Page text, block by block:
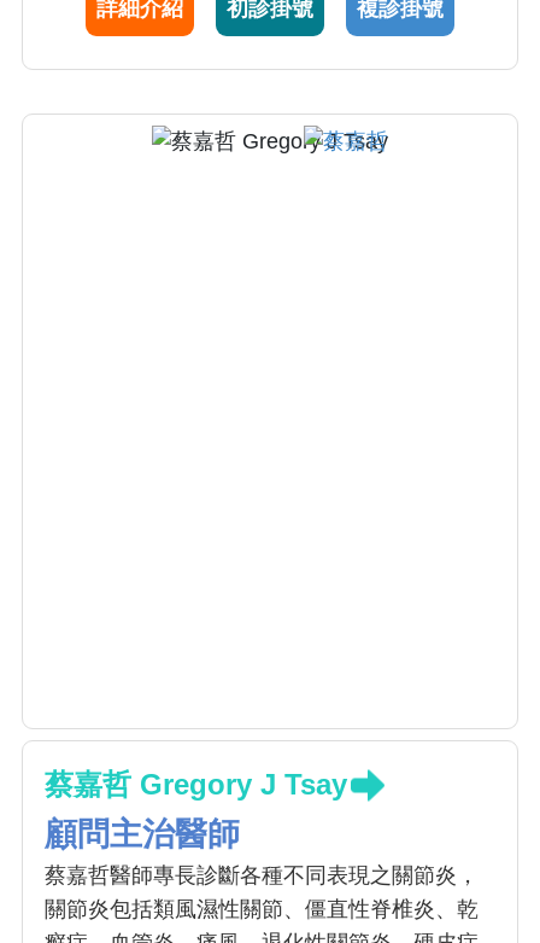
之診斷，治療和照護。累積多年經驗和研究並
詳細介紹 初診掛號 複診掛號
蔡嘉哲 Gregory J Tsay
顧問主治醫師
蔡嘉哲醫師專長診斷各種不同表現之關節炎，
關節炎包括類風濕性關節、僵直性脊椎炎、乾